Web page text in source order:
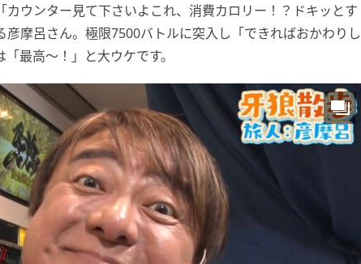
ウンター見て下さいよこれ、消費カロリー！？ドキッとす
摩呂さん。極限7500バトルに突入し「できればおかわりし
最高～！」と大ウケです。